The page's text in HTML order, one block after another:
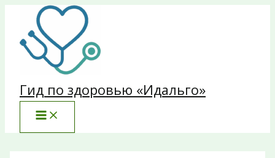
Перейти
содержимому
Гид по здоровью «Идальго»